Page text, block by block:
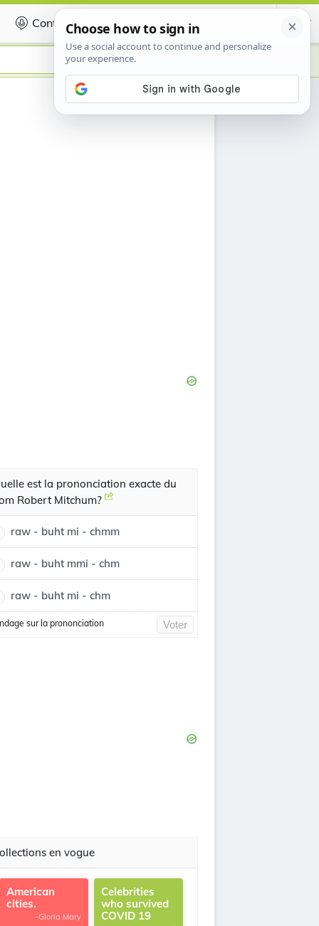
Contribuer Certificate
est la prononciation exacte du
Robert Mitchum?
raw - buht mi - chmm
raw - buht mmi - chm
raw - buht mi - chm
sur la prononciation Voter
en vogue
American
cities.
-Gloria Mary
Celebrities
who survived
COVID 19